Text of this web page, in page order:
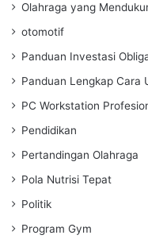
Olahraga yang
otomotif
Panduan Investasi
Panduan Lengkap Cara
PC Workstation
Pendidikan
Pertandingan Olahraga
Pola Nutrisi Tepat
Politik
Program Gym